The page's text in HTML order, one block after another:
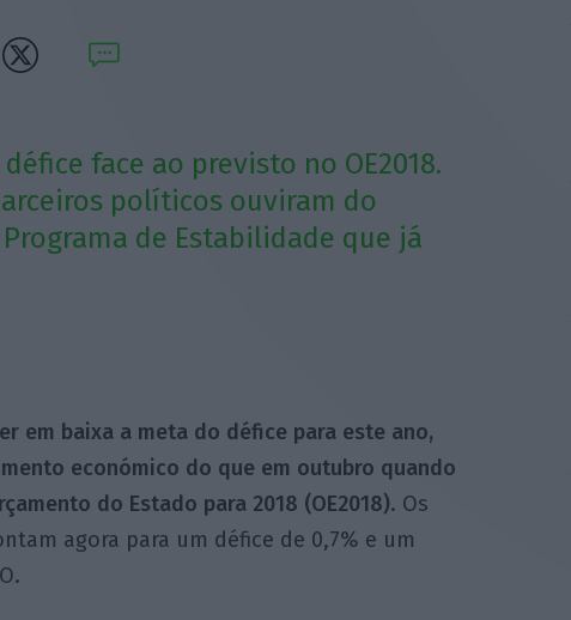
face ao previsto no OE2018.
políticos ouviram do
de Estabilidade que já
em baixa a meta do défice para este ano,
económico do que em outubro quando
do Estado para 2018 (OE2018). Os
agora para um défice de 0,7% e um